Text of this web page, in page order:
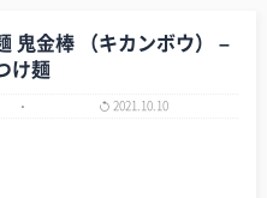
鬼金棒 （キカンボウ） –
け麺
2021.10.10